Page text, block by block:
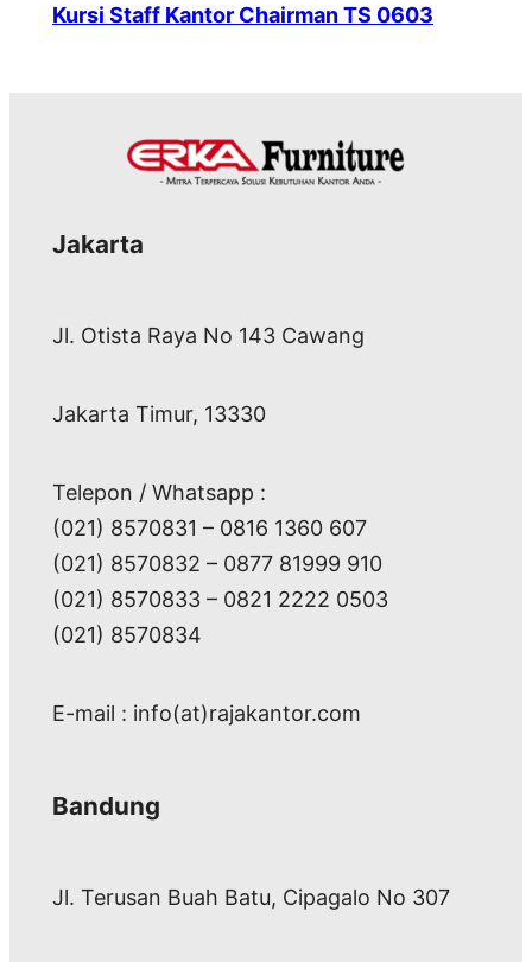
Kursi Staff Kantor Chairman TS 0603
Jakarta
Jl. Otista Raya No 143 Cawang
Jakarta Timur, 13330
Telepon / Whatsapp :
(021) 8570831 – 0816 1360 607
(021) 8570832 – 0877 81999 910
(021) 8570833 – 0821 2222 0503
(021) 8570834
E-mail : info(at)rajakantor.com
Bandung
Jl. Terusan Buah Batu, Cipagalo No 307